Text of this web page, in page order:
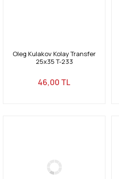
Oleg Kulakov Kolay Transfer
25x35 T-233
46,00 TL